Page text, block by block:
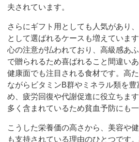
夫されています。
さらにギフト用としても人気があり
として選ばれるケースも増えていま
心の注意が払われており、高級感あ
で贈られるため喜ばれること間違い
健康面でも注目される食材です。高
ながらビタミンB群やミネラル類を豊
め、疲労回復や代謝促進に役立ちま
多く含まれているため貧血予防にも
こうした栄養価の高さから、美容や
も支持されている理由のひとつです